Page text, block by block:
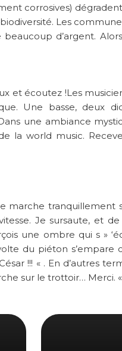
corrosives)
Les
d’argent.
et écoutez !Les
Une basse, deux
une ambiance
la world music.
marche tranquillement
Je sursaute, et
une ombre qui s »
du piéton s’empare
!!! « . En d’autres
sur le trottoir… Merci. «